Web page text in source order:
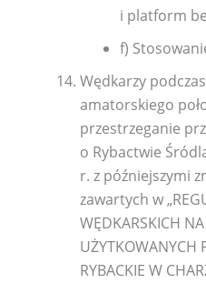
i platform
f)
Wędkarzy
amatorskiego
przestrzeganie
o Rybactwie
r. z późniejszymi
zawartych w
WĘDKARSKICH
UŻYTKOWANYCH
RYBACKIE W